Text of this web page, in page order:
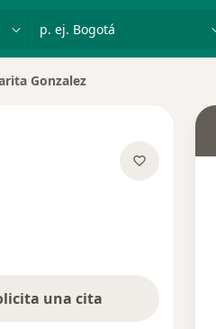
p. ej. Bogotá
ciudad
Gonzalez
una cita